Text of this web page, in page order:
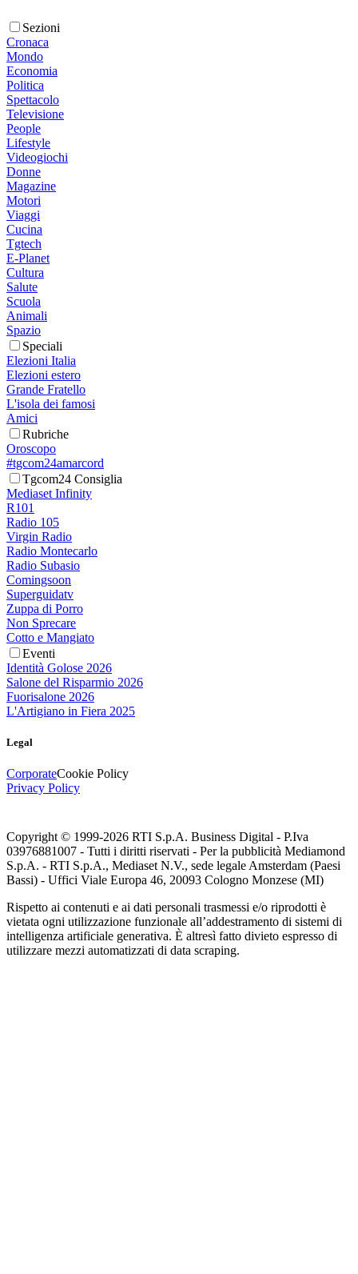
Sezioni
Cronaca
Mondo
Economia
Politica
Spettacolo
Televisione
People
Lifestyle
Videogiochi
Donne
Magazine
Motori
Viaggi
Cucina
Tgtech
E-Planet
Cultura
Salute
Scuola
Animali
Spazio
Speciali
Elezioni Italia
Elezioni estero
Grande Fratello
L'isola dei famosi
Amici
Rubriche
Oroscopo
#tgcom24amarcord
Tgcom24 Consiglia
Mediaset Infinity
R101
Radio 105
Virgin Radio
Radio Montecarlo
Radio Subasio
Comingsoon
Superguidatv
Zuppa di Porro
Non Sprecare
Cotto e Mangiato
Eventi
Identità Golose 2026
Salone del Risparmio 2026
Fuorisalone 2026
L'Artigiano in Fiera 2025
Legal
CorporateCookie Policy
Privacy Policy
Copyright © 1999-2026 RTI S.p.A. Business Digital - P.Iva
03976881007 - Tutti i diritti riservati - Per la pubblicità Mediamond
S.p.A. - RTI S.p.A., Mediaset N.V., sede legale Amsterdam (Paesi
Bassi) - Uffici Viale Europa 46, 20093 Cologno Monzese (MI)
Rispetto ai contenuti e ai dati personali trasmessi e/o riprodotti è
vietata ogni utilizzazione funzionale all’addestramento di sistemi di
intelligenza artificiale generativa. È altresì fatto divieto espresso di
utilizzare mezzi automatizzati di data scraping.